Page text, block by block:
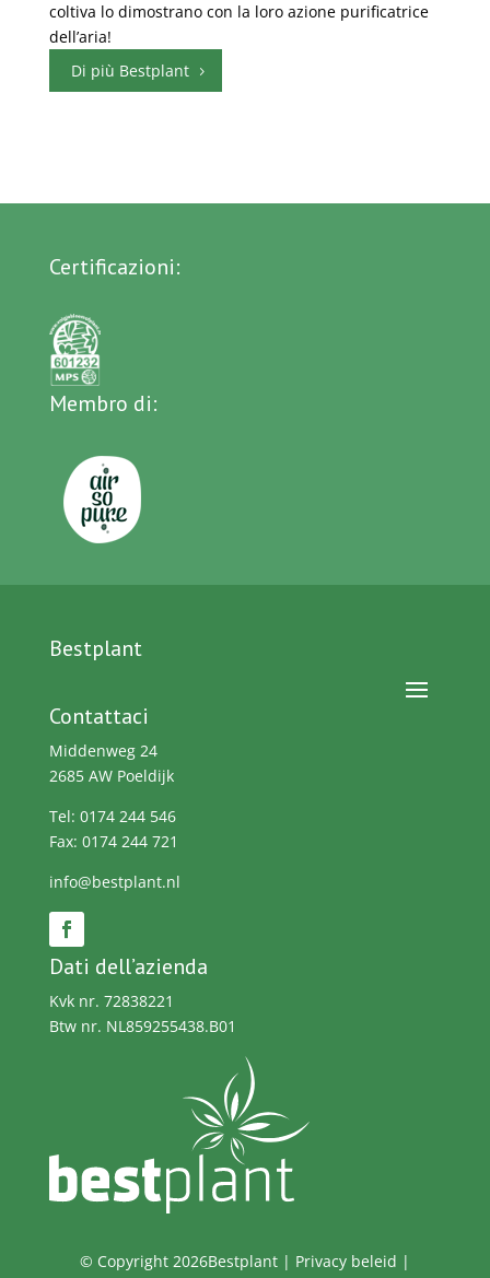
coltiva lo dimostrano con la loro azione purificatrice
dell’aria!
Di più Bestplant
Certificazioni:
Membro di:
Bestplant
Contattaci
Middenweg 24
2685 AW Poeldijk
Tel: 0174 244 546
Fax: 0174 244 721
info@bestplant.nl
Dati dell’azienda
Kvk nr. 72838221
Btw nr. NL859255438.B01
© Copyright 2026Bestplant | Privacy beleid |